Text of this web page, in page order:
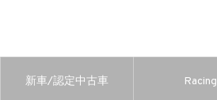
新車/認定中古車 Racing